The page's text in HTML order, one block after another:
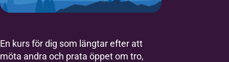
En kurs för dig som längtar efter att
möta andra och prata öppet om tro,